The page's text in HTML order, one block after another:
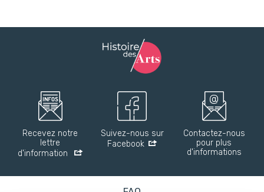
Recevez notre
lettre
d'information
Suivez-nous sur
Facebook
Contactez-nous
pour plus
d'informations